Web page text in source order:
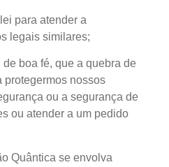
para atender a
legais similares;
boa fé, que a quebra de
protegermos nossos
ou a segurança de
ou atender a um pedido
Quântica se envolva